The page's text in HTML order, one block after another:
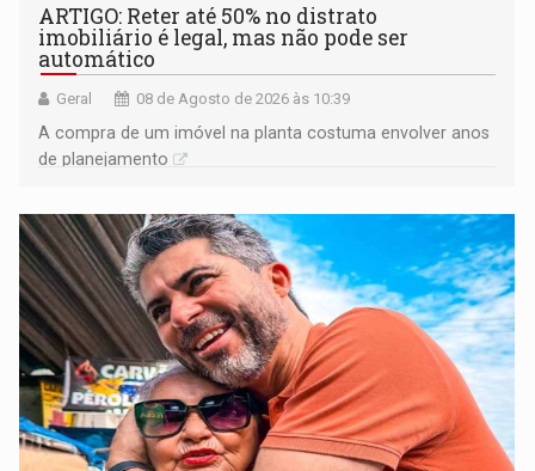
ARTIGO: Reter até 50% no distrato
imobiliário é legal, mas não pode ser
automático
Geral 08 de Agosto de 2026 às 10:39
A compra de um imóvel na planta costuma envolver anos
de planejamento